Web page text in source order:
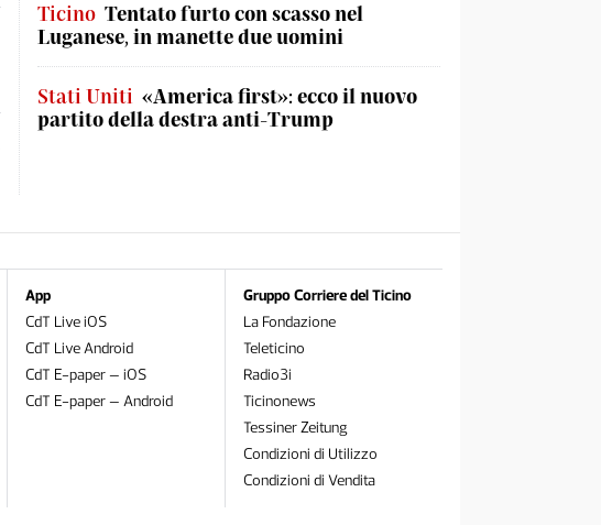
Ticino Tentato furto con scasso nel
Luganese, in manette due uomini
Stati Uniti «America first»: ecco il nuovo
partito della destra anti-Trump
App
CdT Live iOS
CdT Live Android
CdT E-paper – iOS
CdT E-paper – Android
Gruppo Corriere del Ticino
La Fondazione
Teleticino
Radio3i
Ticinonews
Tessiner Zeitung
Condizioni di Utilizzo
Condizioni di Vendita